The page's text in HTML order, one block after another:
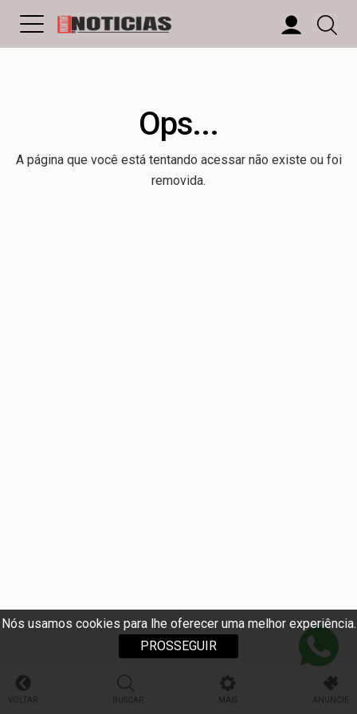
Nós usamos cookies para lhe oferecer uma melhor experiência.
PROSSEGUIR
Ops...
A página que você está tentando acessar não existe ou foi
removida.
VOLTAR BUSCAR MAIS ANUNCIE